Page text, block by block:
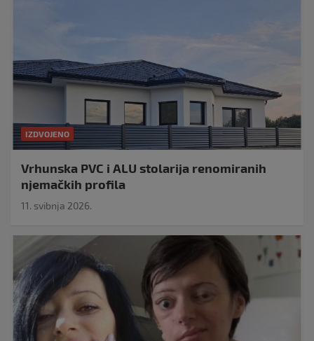
IZDVOJENO
Vrhunska PVC i ALU stolarija renomiranih
njemačkih profila
11. svibnja 2026.